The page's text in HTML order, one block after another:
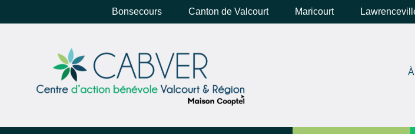
Bonsecours Canton de Valcourt Maricourt